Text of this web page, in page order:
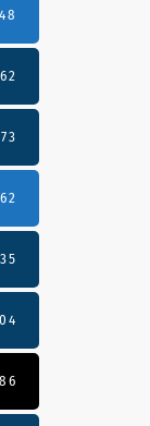
48
35
86